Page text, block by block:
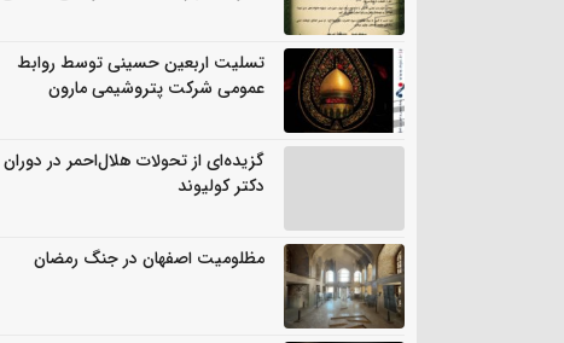
تسلیت اربعین حسینی توسط روابط
عمومی شرکت پتروشیمی مارون
گزیده‌ای از تحولات هلال‌احمر در دوران
دکتر کولیوند
مظلومیت اصفهان در جنگ رمضان